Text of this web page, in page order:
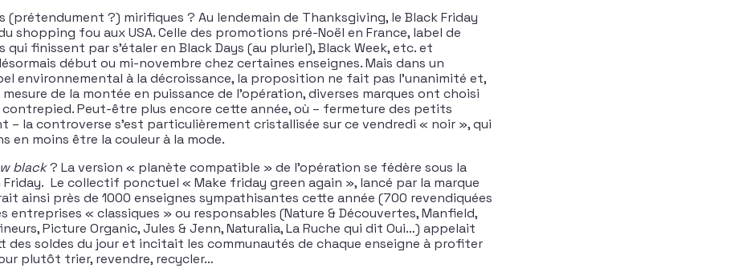
(prétendument ?) mirifiques ? Au lendemain de Thanksgiving, le Black Friday
shopping fou aux USA. Celle des promotions pré-Noël en France, label de
finissent par s’étaler en Black Days (au pluriel), Black Week, etc. et
début ou mi-novembre chez certaines enseignes. Mais dans un
environnemental à la décroissance, la proposition ne fait pas l’unanimité et,
mesure de la montée en puissance de l’opération, diverses marques ont choisi
contrepied. Peut-être plus encore cette année, où – fermeture des petits
– la controverse s’est particulièrement cristallisée sur ce vendredi « noir », qui
en moins être la couleur à la mode.
black? La version « planète compatible » de l’opération se fédère sous la
Friday. Le collectif ponctuel « Make friday green again », lancé par la marque
ainsi près de 1000 enseignes sympathisantes cette année (700 revendiquées
entreprises « classiques » ou responsables (Nature & Découvertes, Manfield,
Picture Organic, Jules & Jenn, Naturalia, La Ruche qui dit Oui…) appelait
des soldes du jour et incitait les communautés de chaque enseigne à profiter
plutôt trier, revendre, recycler…